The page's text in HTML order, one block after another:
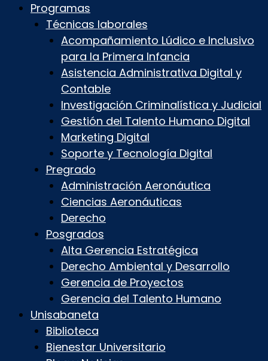
Programas
Técnicas laborales
Acompañamiento Lúdico e Inclusivo
para la Primera Infancia
Asistencia Administrativa Digital y
Contable
Investigación Criminalística y Judicial
Gestión del Talento Humano Digital
Marketing Digital
Soporte y Tecnología Digital
Pregrado
Administración Aeronáutica
Ciencias Aeronáuticas
Derecho
Posgrados
Alta Gerencia Estratégica
Derecho Ambiental y Desarrollo
Gerencia de Proyectos
Gerencia del Talento Humano
Unisabaneta
Biblioteca
Bienestar Universitario